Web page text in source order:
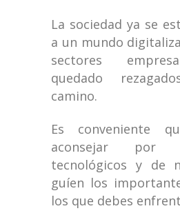
La sociedad ya se
a un mundo
sectores
quedado
camino.
Es conveniente
aconsejar por
tecnológicos y de
guíen los
los que debes